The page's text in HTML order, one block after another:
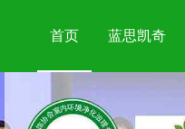
首页 蓝思凯奇